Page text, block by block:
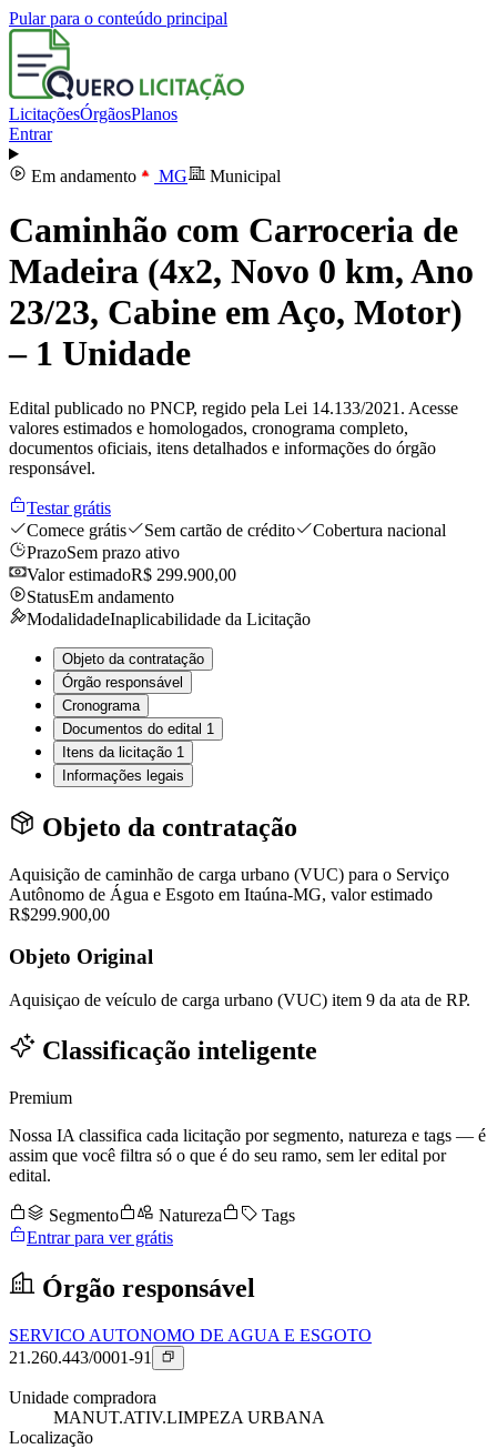
Pular para o conteúdo principal
LicitaçõesÓrgãosPlanos
Entrar
Em andamento MG Municipal
Caminhão com Carroceria de
Madeira (4x2, Novo 0 km, Ano
23/23, Cabine em Aço, Motor)
– 1 Unidade
Edital publicado no PNCP, regido pela Lei 14.133/2021. Acesse
valores estimados e homologados, cronograma completo,
documentos oficiais, itens detalhados e informações do órgão
responsável.
Testar grátis
Comece grátis
Sem cartão de crédito
Cobertura nacional
PrazoSem prazo ativo
Valor estimadoR$ 299.900,00
StatusEm andamento
ModalidadeInaplicabilidade da Licitação
Objeto da contratação
Órgão responsável
Cronograma
Documentos do edital 1
Itens da licitação 1
Informações legais
Objeto da contratação
Aquisição de caminhão de carga urbano (VUC) para o Serviço
Autônomo de Água e Esgoto em Itaúna-MG, valor estimado
R$299.900,00
Objeto Original
Aquisiçao de veículo de carga urbano (VUC) item 9 da ata de RP.
Classificação inteligente
Premium
Nossa IA classifica cada licitação por segmento, natureza e tags — é
assim que você filtra só o que é do seu ramo, sem ler edital por
edital.
Segmento Natureza
Tags
Entrar para ver grátis
Órgão responsável
SERVICO AUTONOMO DE AGUA E ESGOTO
21.260.443/0001-91
Unidade compradora
MANUT.ATIV.LIMPEZA URBANA
Localização